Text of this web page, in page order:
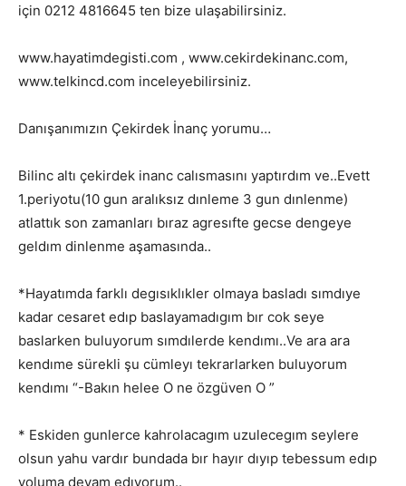
için 0212 4816645 ten bize ulaşabilirsiniz.
www.hayatimdegisti.com , www.cekirdekinanc.com,
www.telkincd.com inceleyebilirsiniz.
Danışanımızın Çekirdek İnanç yorumu…
Bilinc altı çekirdek inanc calısmasını yaptırdım ve..Evett
1.periyotu(10 gun aralıksız dınleme 3 gun dınlenme)
atlattık son zamanları bıraz agresıfte gecse dengeye
geldım dinlenme aşamasında..
*Hayatımda farklı degısıklıkler olmaya basladı sımdıye
kadar cesaret edıp baslayamadıgım bır cok seye
baslarken buluyorum sımdılerde kendımı..Ve ara ara
kendıme sürekli şu cümleyı tekrarlarken buluyorum
kendımı “-Bakın helee O ne özgüven O ”
* Eskiden gunlerce kahrolacagım uzulecegım seylere
olsun yahu vardır bundada bır hayır dıyıp tebessum edıp
yoluma devam edıyorum..